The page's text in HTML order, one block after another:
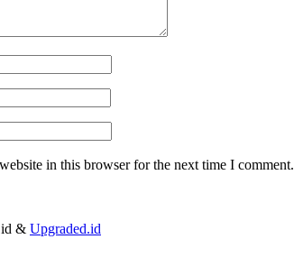
in this browser for the next time I comment.
& Upgraded.id